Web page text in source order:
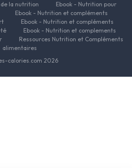
la nutrition
Ebook - Nutrition pour
Ebook - Nutrition et compléments
Ebook - Nutrition et compléments
Ebook - Nutrition et complements
Ressources Nutrition et Compléments
alimentaires
calories.com 2026